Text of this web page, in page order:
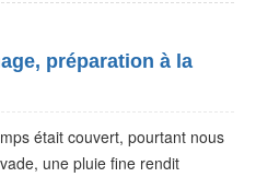
préparation à la
était couvert, pourtant nous
une pluie fine rendit